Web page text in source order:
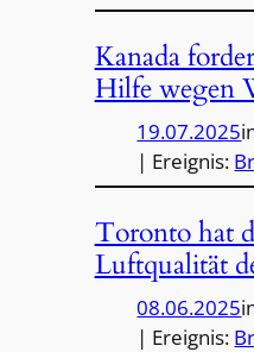
Kanada
Hilfe wegen
19.07.2025
| Ereignis:
Toronto hat
Luftqualität
08.06.2025
| Ereignis: